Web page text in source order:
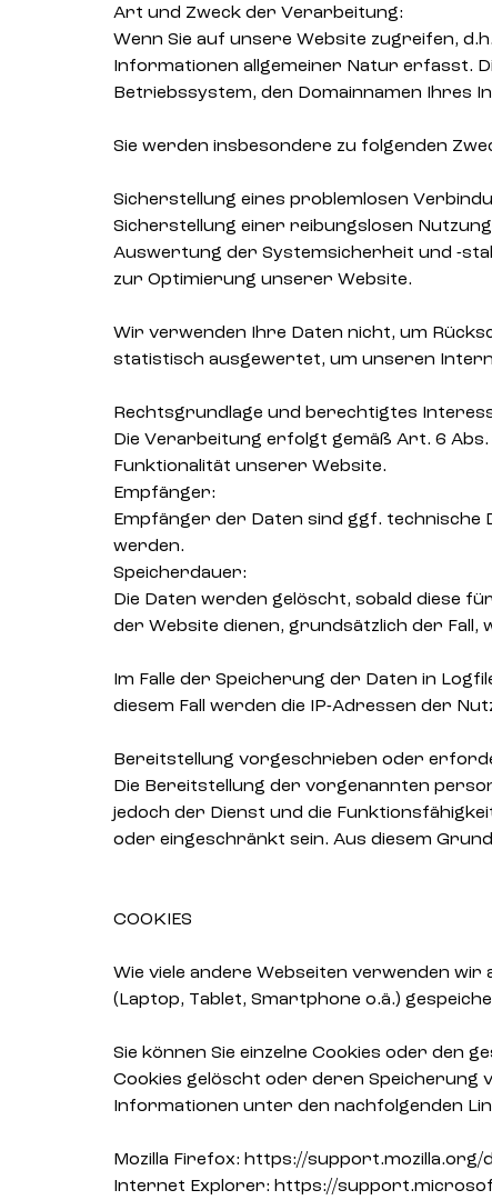
Art und Zweck der Verarbeitung:
Wenn Sie auf unsere Website zugreifen,
Informationen allgemeiner Natur erfasst.
Betriebssystem, den Domainnamen Ihres
Sie werden insbesondere zu folgenden
Sicherstellung eines problemlosen
Sicherstellung einer reibungslosen
Auswertung der Systemsicherheit und -
zur Optimierung unserer Website.
Wir verwenden Ihre Daten nicht, um
statistisch ausgewertet, um unseren
Rechtsgrundlage und berechtigtes
Die Verarbeitung erfolgt gemäß Art. 6
Funktionalität unserer Website.
Empfänger:
Empfänger der Daten sind ggf.
werden.
Speicherdauer:
Die Daten werden gelöscht, sobald diese
der Website dienen, grundsätzlich der Fall,
Im Falle der Speicherung der Daten in
diesem Fall werden die IP-Adressen der
Bereitstellung vorgeschrieben oder
Die Bereitstellung der vorgenannten
jedoch der Dienst und die
oder eingeschränkt sein. Aus diesem
COOKIES
Wie viele andere Webseiten verwenden wir
(Laptop, Tablet, Smartphone o.ä.)
Sie können Sie einzelne Cookies oder den
Cookies gelöscht oder deren Speicherung
Informationen unter den nachfolgenden
Mozilla Firefox: https://
Internet Explorer: https://